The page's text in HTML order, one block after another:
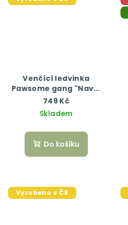
Venčící ledvinka
Pawsome gang "Naval
mňamky"
749 Kč
Skladem
Do košíku
Vyrobeno v ČR